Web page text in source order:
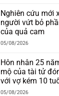
Nghiên cứu mới
người vứt bỏ
của quả cam
05/08/2026
Hôn nhân 25
mộ của tài tử
với vợ kém 10
05/08/2026